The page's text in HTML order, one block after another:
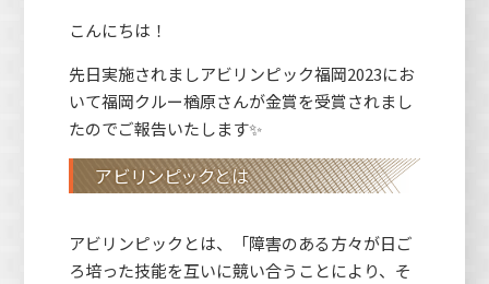
こんにちは！
先日実施されましアビリンピック福岡2023にお
いて福岡クルー楢原さんが金賞を受賞されまし
たのでご報告いたします✨
アビリンピックとは
アビリンピックとは、「障害のある方々が日ご
ろ培った技能を互いに競い合うことにより、そ